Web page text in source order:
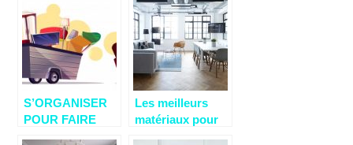
matelas!
des maisons
modulaires et
préfabriquées
S’ORGANISER
POUR FAIRE
Les meilleurs
matériaux pour